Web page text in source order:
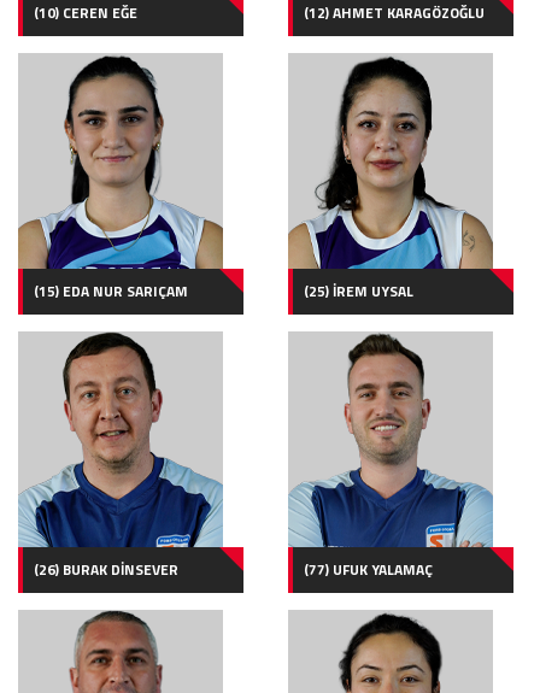
(10) CEREN EĞE (12) AHMET KARAGÖZOĞLU
(15) EDA NUR SARIÇAM (25) İREM UYSAL
(26) BURAK DİNSEVER (77) UFUK YALAMAÇ